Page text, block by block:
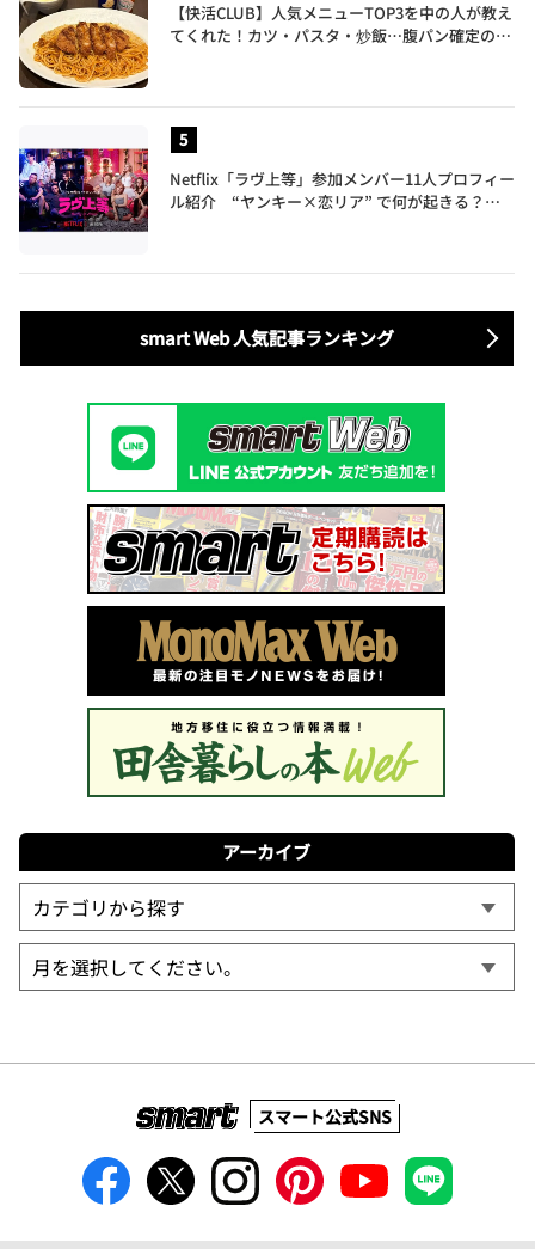
【快活CLUB】人気メニューTOP3を中の人が教え
てくれた！カツ・パスタ・炒飯…腹パン確定のガ
Netflix「ラヴ上等」参加メンバー11人プロフィー
ル紹介 “ヤンキー×恋リア” で何が起きる？地
smart Web 人気記事ランキング
アーカイブ
スマート公式SNS